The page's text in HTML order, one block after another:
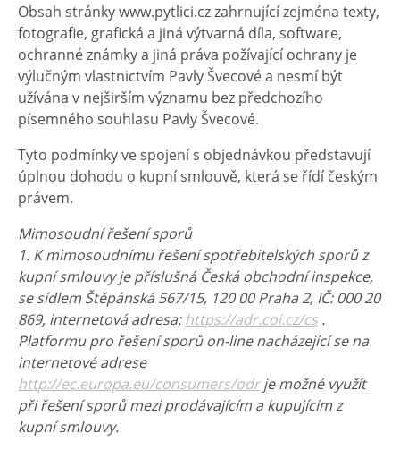
Obsah stránky www.pytlici.cz zahrnující zejména texty,
fotografie, grafická a jiná výtvarná díla, software,
ochranné známky a jiná práva požívající ochrany je
výlučným vlastnictvím Pavly Švecové a nesmí být
užívána v nejširším významu bez předchozího
písemného souhlasu Pavly Švecové.
Tyto podmínky ve spojení s objednávkou představují
úplnou dohodu o kupní smlouvě, která se řídí českým
právem.
Mimosoudní řešení sporů
1. K mimosoudnímu řešení spotřebitelských sporů z
kupní smlouvy je příslušná Česká obchodní inspekce,
se sídlem Štěpánská 567/15, 120 00 Praha 2, IČ: 000 20
869, internetová adresa:https://adr.coi.cz/cs.
Platformu pro řešení sporů on-line nacházející se na
internetové adrese
http://ec.europa.eu/consumers/odrje možné využít
při řešení sporů mezi prodávajícím a kupujícím z
kupní smlouvy.